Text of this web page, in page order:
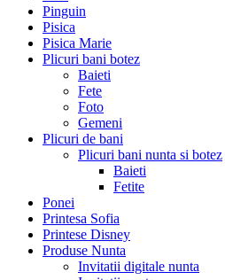
Pinguin
Pisica
Pisica Marie
Plicuri bani botez
Baieti
Fete
Foto
Gemeni
Plicuri de bani
Plicuri bani nunta si botez
Baieti
Fetite
Ponei
Printesa Sofia
Printese Disney
Produse Nunta
Invitatii digitale nunta